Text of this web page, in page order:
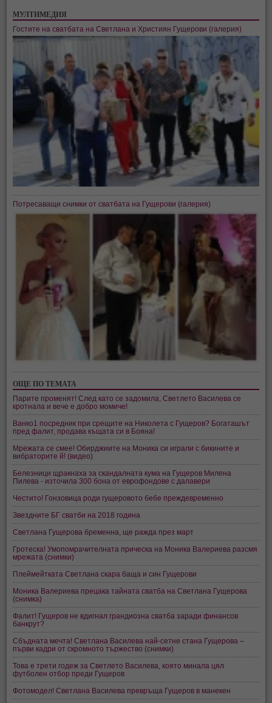
МУЛТИМЕДИЯ
Гостите на сватбата на Светлана и Християн Гущерови (галерия)
Потресаващи снимки от сватбата на Гущерови (галерия)
ОЩЕ ПО ТЕМАТА
Парите променят! След като се задомила, Светлето Василева се
кротнала и вече е добро момиче!
Ванко1 посредник при срещите на Николета с Гущеров? Богаташът
пред фалит, продава къщата си в Бояна!
Мрежата се смее! Обирджиите на Моника си играли с бикините и
вибраторите й! (видео)
Белезници щракнаха за скандалната кума на Гущеров Милена
Пилева - източила 300 бона от еврофондове с далавери
Честито! Гонзовица роди гущеровото бебе преждевременно
Звездните БГ сватби на 2018 година
Светлана Гущерова бременна, ще ражда през март
Гротеска! Умопомрачителната прическа на Моника Валериева разсмя
мрежата (снимки)
Плеймейтката Светлана скара баща и син Гущерови
Моника Валериева прецака тайната сватба на Светлана Гущерова
(снимка)
Фалит! Гущеров не вдигнал грандиозна сватба заради финансов
банкрут?
Сбъдната мечта! Светлана Василева най-сетне стана Гущерова –
първи кадри от скромното тържество (снимки)
Това е трети годеж за Светлето Василева, която минала цял
футболен отбор преди Гущеров
Фотомодел! Светлана Василева превръща Гущеров в манекен